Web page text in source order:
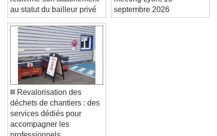
réaffirme son attachement
au statut du bailleur privé
meeting Lyon, 15
septembre 2026
Revalorisation des
déchets de chantiers : des
services dédiés pour
accompagner les